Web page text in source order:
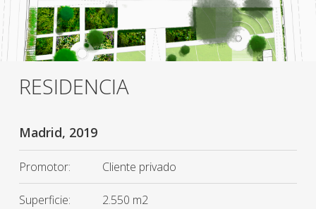
RESIDENCIA
Madrid, 2019
Promotor: Cliente privado
Superficie: 2.550 m2